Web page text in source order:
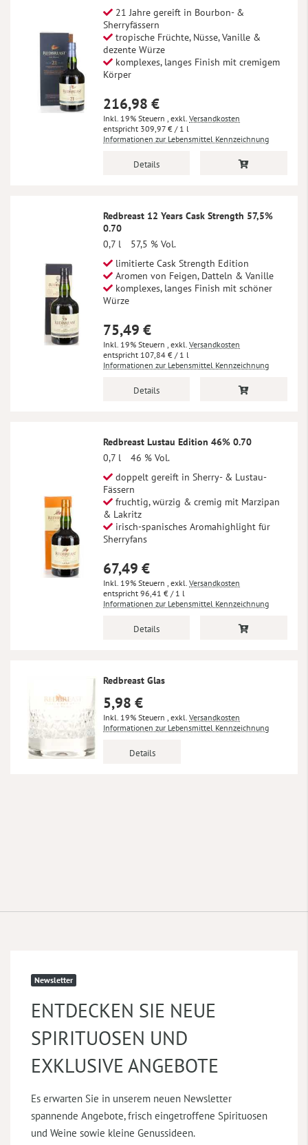
21 Jahre gereift in Bourbon- &
Sherryfässern
tropische Früchte, Nüsse, Vanille &
dezente Würze
komplexes, langes Finish mit cremigem
Körper
216,98 €
Inkl. 19% Steuern , exkl. Versandkosten
309,97 € / 1 l
Informationen zur Lebensmittel Kennzeichnung
Details
Redbreast 12 Years Cask Strength 57,5%
0.70
0,7 l
57,5 % Vol.
limitierte Cask Strength Edition
Aromen von Feigen, Datteln & Vanille
komplexes, langes Finish mit schöner
Würze
75,49 €
Inkl. 19% Steuern , exkl. Versandkosten
107,84 € / 1 l
Informationen zur Lebensmittel Kennzeichnung
Details
Redbreast Lustau Edition 46% 0.70
0,7 l
46 % Vol.
doppelt gereift in Sherry- & Lustau-
Fässern
fruchtig, würzig & cremig mit Marzipan
& Lakritz
irisch-spanisches Aromahighlight für
Sherryfans
67,49 €
Inkl. 19% Steuern , exkl. Versandkosten
96,41 € / 1 l
Informationen zur Lebensmittel Kennzeichnung
Details
Redbreast Glas
5,98 €
Inkl. 19% Steuern , exkl. Versandkosten
Informationen zur Lebensmittel Kennzeichnung
Details
Newsletter
ENTDECKEN SIE NEUE
SPIRITUOSEN UND
EXKLUSIVE ANGEBOTE
Es erwarten Sie in unserem neuen Newsletter
spannende Angebote, frisch eingetroffene Spirituosen
und Weine sowie kleine Genussideen.